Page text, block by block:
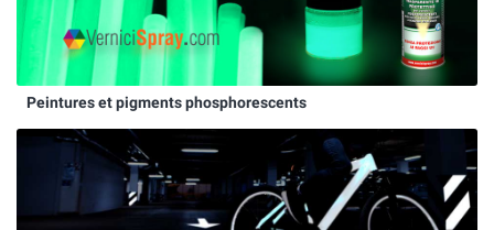
Peintures et pigments phosphorescents